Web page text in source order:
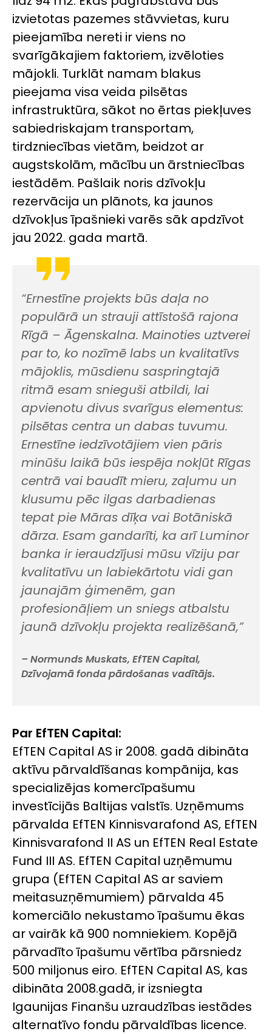
izvietotas pazemes stāvvietas, kuru
pieejamība nereti ir viens no
svarīgākajiem faktoriem, izvēloties
mājokli. Turklāt namam blakus
pieejama visa veida pilsētas
infrastruktūra, sākot no ērtas piekļuves
sabiedriskajam transportam,
tirdzniecības vietām, beidzot ar
augstskolām, mācību un ārstniecības
iestādēm. Pašlaik noris dzīvokļu
rezervācija un plānots, ka jaunos
dzīvokļus īpašnieki varēs sāk apdzīvot
jau 2022. gada martā.
“Ernestīne projekts būs daļa no
populārā un strauji attīstošā rajona
Rīgā – Āgenskalna. Mainoties uztverei
par to, ko nozīmē labs un kvalitatīvs
mājoklis, mūsdienu saspringtajā
ritmā esam snieguši atbildi, lai
apvienotu divus svarīgus elementus:
pilsētas centra un dabas tuvumu.
Ernestīne iedzīvotājiem vien pāris
minūšu laikā būs iespēja nokļūt Rīgas
centrā vai baudīt mieru, zaļumu un
klusumu pēc ilgas darbadienas
tepat pie Māras dīķa vai Botāniskā
dārza. Esam gandarīti, ka arī Luminor
banka ir ieraudzījusi mūsu vīziju par
kvalitatīvu un labiekārtotu vidi gan
jaunajām ģimenēm, gan
profesionāļiem un sniegs atbalstu
jaunā dzīvokļu projekta realizēšanā,”
– Normunds Muskats, EfTEN Capital,
Dzīvojamā fonda pārdošanas vadītājs.
Par EfTEN Capital:
EfTEN Capital AS ir 2008. gadā dibināta
aktīvu pārvaldīšanas kompānija, kas
specializējas komercīpašumu
investīcijās Baltijas valstīs. Uzņēmums
pārvalda EfTEN Kinnisvarafond AS, EfTEN
Kinnisvarafond II AS un EfTEN Real Estate
Fund III AS. EfTEN Capital uzņēmumu
grupa (EfTEN Capital AS ar saviem
meitasuzņēmumiem) pārvalda 45
komerciālo nekustamo īpašumu ēkas
ar vairāk kā 900 nomniekiem. Kopējā
pārvadīto īpašumu vērtība pārsniedz
500 miljonus eiro. EfTEN Capital AS, kas
dibināta 2008.gadā, ir izsniegta
Igaunijas Finanšu uzraudzības iestādes
alternatīvo fondu pārvaldības licence.